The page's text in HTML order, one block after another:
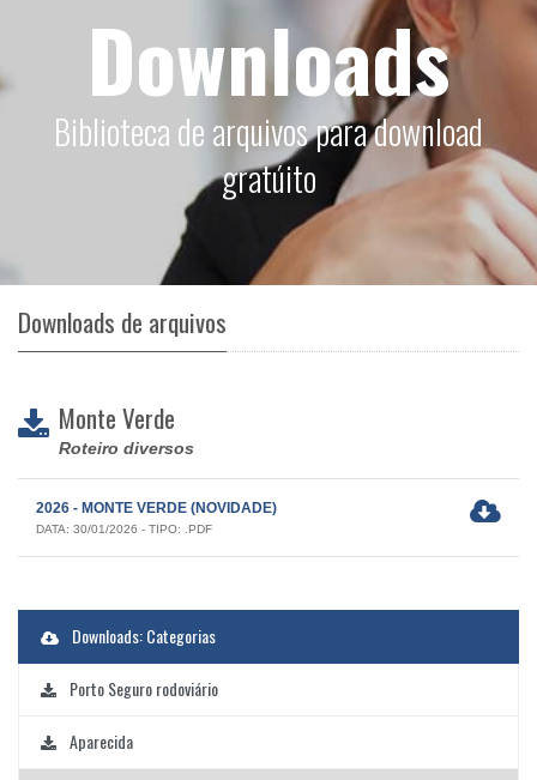
Downloads
Biblioteca de arquivos para download
gratúito
Downloads de arquivos
Monte Verde
Roteiro diversos
2026 - MONTE VERDE (NOVIDADE)
DATA: 30/01/2026 - TIPO: .PDF
Downloads: Categorias
Porto Seguro rodoviário
Aparecida